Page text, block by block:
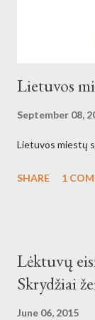
Lietuvos
September 08,
Lietuvos miestų
SHARE 1
Lėktuvų
Skrydžiai
June 06, 2015